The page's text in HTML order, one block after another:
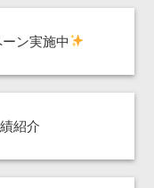
ン実施中
紹介